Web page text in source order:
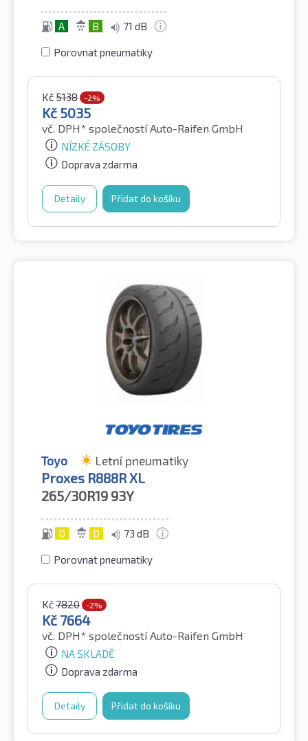
A B 71 dB
Porovnat pneumatiky
Kč5138 -2%
Kč 5035
vč. DPH* společností Auto-Raifen GmbH
NÍZKÉ ZÁSOBY
Doprava zdarma
Detaily Přidat do košíku
Toyo Letní pneumatiky
Proxes R888R XL
265/30R19 93Y
D D 73 dB
Porovnat pneumatiky
Kč7820 -2%
Kč 7664
vč. DPH* společností Auto-Raifen GmbH
NA SKLADĚ
Doprava zdarma
Detaily Přidat do košíku